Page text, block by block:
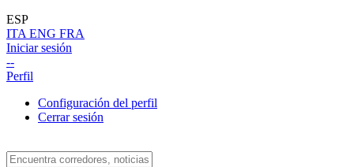
ESP
ITA ENG FRA
Iniciar sesión
--
Perfil
Configuración del perfil
Cerrar sesión